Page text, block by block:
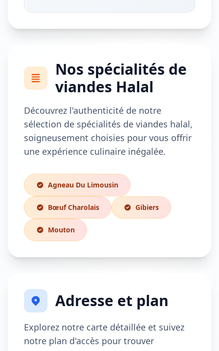
Nos spécialités de
viandes Halal
Découvrez l'authenticité de notre
sélection de spécialités de viandes halal,
soigneusement choisies pour vous offrir
une expérience culinaire inégalée.
Agneau Du Limousin
Bœuf Charolais Gibiers
Mouton
Adresse et plan
Explorez notre carte détaillée et suivez
notre plan d'accès pour trouver